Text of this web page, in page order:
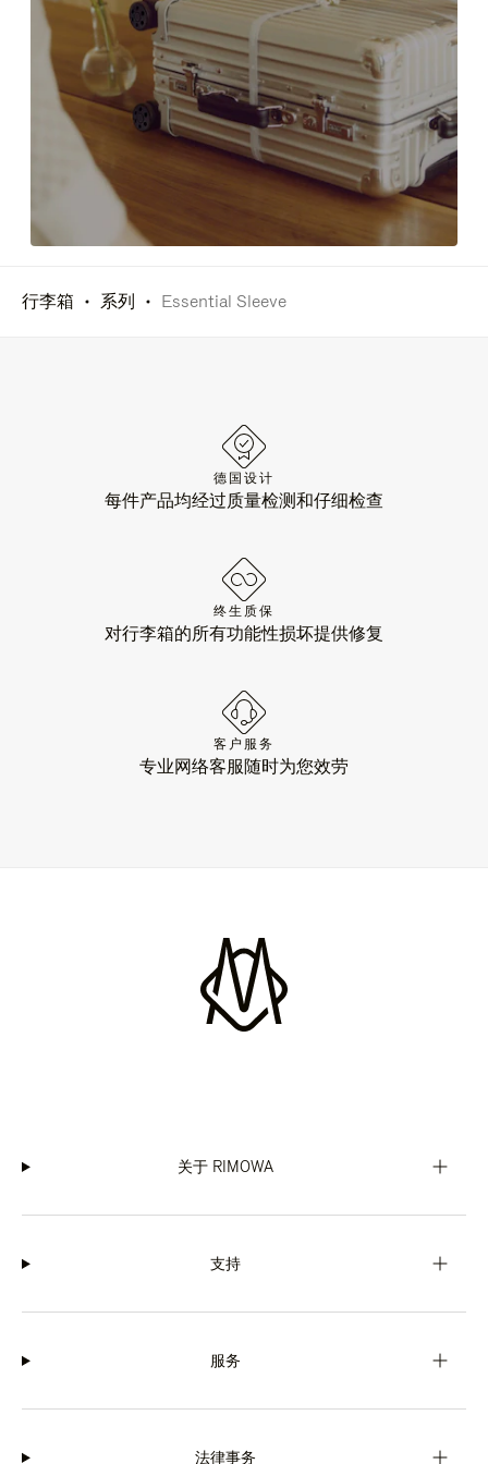
行李箱 系列 Essential Sleeve
德国设计
每件产品均经过质量检测和仔细检查
终生质保
对行李箱的所有功能性损坏提供修复
客户服务
专业网络客服随时为您效劳
关于 RIMOWA
支持
服务
法律事务